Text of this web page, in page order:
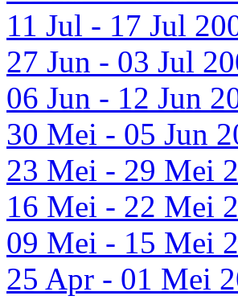
11 Jul - 17 Jul
27 Jun - 03 Jul
06 Jun - 12 Jun
30 Mei - 05 Jun
23 Mei - 29 Mei
16 Mei - 22 Mei
09 Mei - 15 Mei
25 Apr - 01 Mei